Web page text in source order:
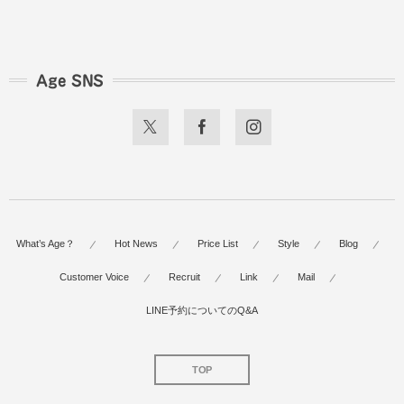
Age SNS
What’s Age？ Hot News Price List Style Blog
Customer Voice Recruit Link Mail
LINE予約についてのQ&A
TOP